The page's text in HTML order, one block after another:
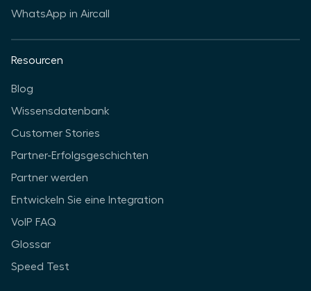
WhatsApp in Aircall
Resourcen
Blog
Wissensdatenbank
Customer Stories
Partner-Erfolgsgeschichten
Partner werden
Entwickeln Sie eine Integration
VoIP FAQ
Glossar
Speed Test